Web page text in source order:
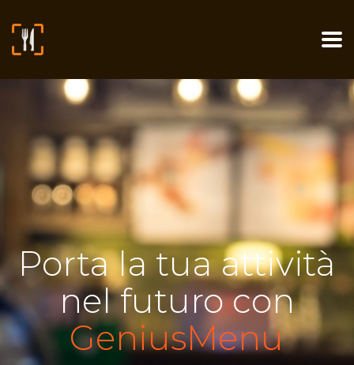
Porta la tua attività
nel futuro con
GeniusMenu